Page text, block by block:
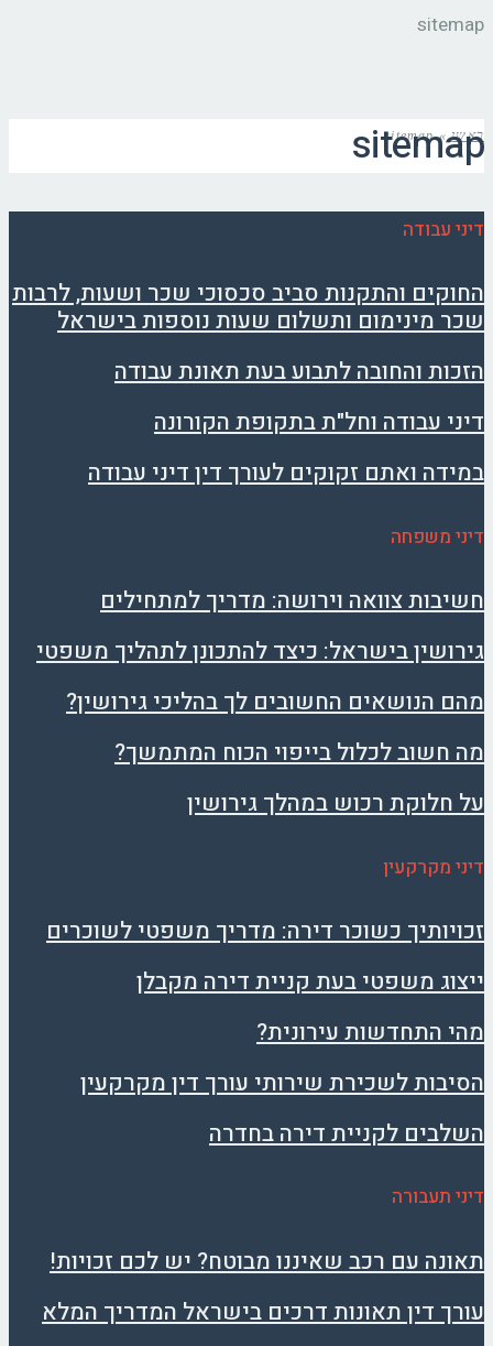
sitemap
ראשי »
sitemap
sitemap
דיני עבודה
החוקים והתקנות סביב סכסוכי שכר ושעות, לרבות
שכר מינימום ותשלום שעות נוספות בישראל
הזכות והחובה לתבוע בעת תאונת עבודה
דיני עבודה וחל"ת בתקופת הקורונה
במידה ואתם זקוקים לעורך דין דיני עבודה
דיני משפחה
חשיבות צוואה וירושה: מדריך למתחילים
גירושין בישראל: כיצד להתכונן לתהליך משפטי
מהם הנושאים החשובים לך בהליכי גירושין?
מה חשוב לכלול בייפוי הכוח המתמשך?
על חלוקת רכוש במהלך גירושין
דיני מקרקעין
זכויותיך כשוכר דירה: מדריך משפטי לשוכרים
ייצוג משפטי בעת קניית דירה מקבלן
מהי התחדשות עירונית?
הסיבות לשכירת שירותי עורך דין מקרקעין
השלבים לקניית דירה בחדרה
דיני תעבורה
תאונה עם רכב שאיננו מבוטח? יש לכם זכויות!
עורך דין תאונות דרכים בישראל המדריך המלא